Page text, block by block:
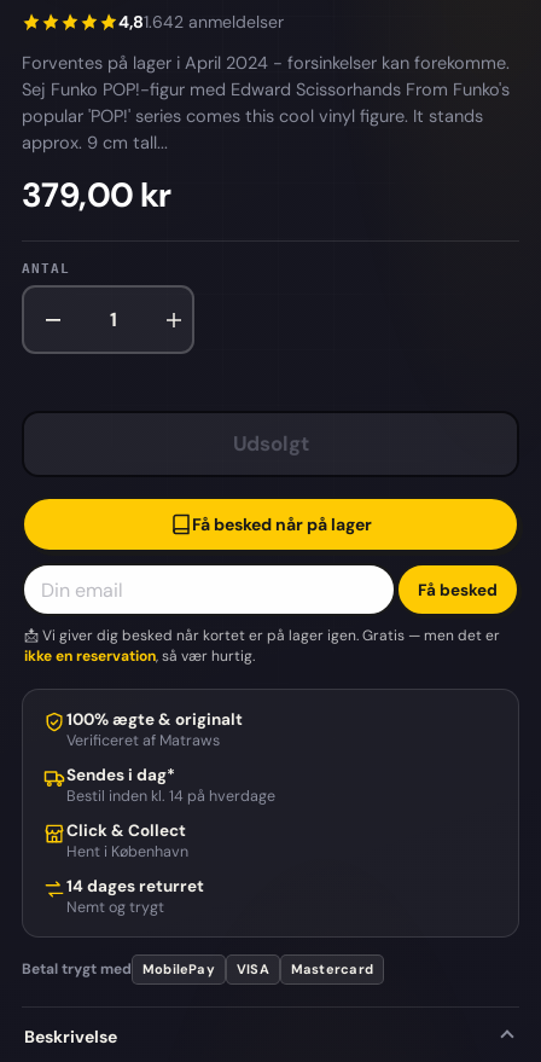
4,81.642 anmeldelser
Forventes på lager i April 2024 - forsinkelser kan forekomme.
Sej Funko POP!-figur med Edward Scissorhands From Funko's
popular 'POP!' series comes this cool vinyl figure. It stands
approx. 9 cm tall...
379,00 kr
ANTAL
Udsolgt
Få besked når på lager
Få besked
📩 Vi giver dig besked når kortet er på lager igen. Gratis — men det er
ikke en reservation, så vær hurtig.
100% ægte & originalt
Verificeret af Matraws
Sendes i dag*
Bestil inden kl. 14 på hverdage
Click & Collect
Hent i København
14 dages returret
Nemt og trygt
Betal trygt med MobilePay VISA Mastercard
Beskrivelse